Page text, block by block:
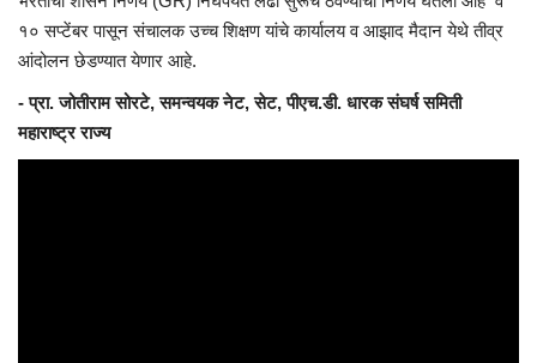
१० सप्टेंबर पासून संचालक उच्च शिक्षण यांचे कार्यालय वआझादमैदान येथे तीव्र
आंदोलनछेडण्यातयेणार आहे.
- प्रा.जोतीराम सोरटे, समन्वयक नेट,सेट,पीएच.डी. धारक संघर्ष समिती
महाराष्ट्र राज्य